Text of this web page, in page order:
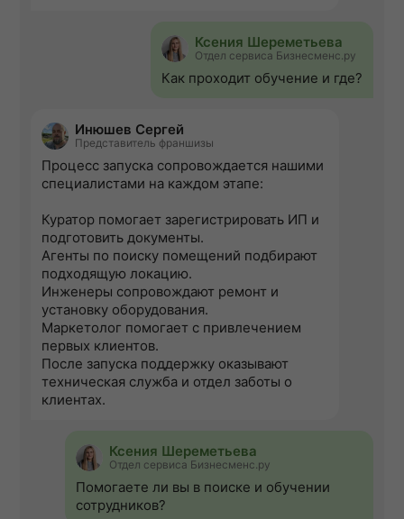
Ксения Шереметьева
Отдел сервиса Бизнесменс.ру
Как проходит обучение и где?
Инюшев Сергей
Представитель франшизы
Процесс запуска сопровождается нашими
специалистами на каждом этапе:
Куратор помогает зарегистрировать ИП и
подготовить документы.
Агенты по поиску помещений подбирают
подходящую локацию.
Инженеры сопровождают ремонт и
установку оборудования.
Маркетолог помогает с привлечением
первых клиентов.
После запуска поддержку оказывают
техническая служба и отдел заботы о
клиентах.
Ксения Шереметьева
Отдел сервиса Бизнесменс.ру
Помогаете ли вы в поиске и обучении
сотрудников?